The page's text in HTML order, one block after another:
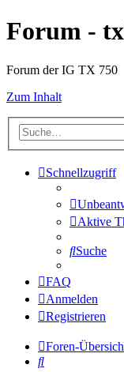
Forum -
Forum der IG TX 750
Zum Inhalt
Schnellzugriff
Aktive
Suche
FAQ
Anmelden
Registrieren
Foren-
Suche